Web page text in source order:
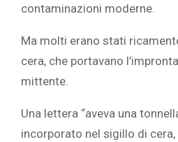
contaminazioni moderne.
Ma molti erano stati
cera, che portavano
mittente.
Una lettera “aveva una
incorporato nel sigillo di